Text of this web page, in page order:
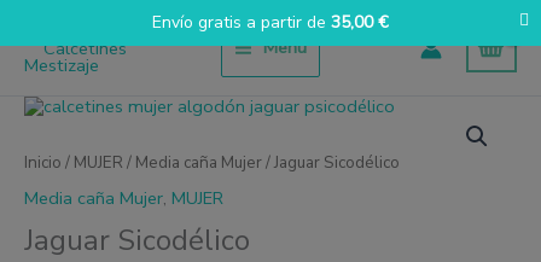
contenido
Menú
Inicio / MUJER / Media caña Mujer/ Jaguar Sicodélico
Media caña Mujer, MUJER
Jaguar Sicodélico
Jaguar
Envío gratis a partir de 35,00€